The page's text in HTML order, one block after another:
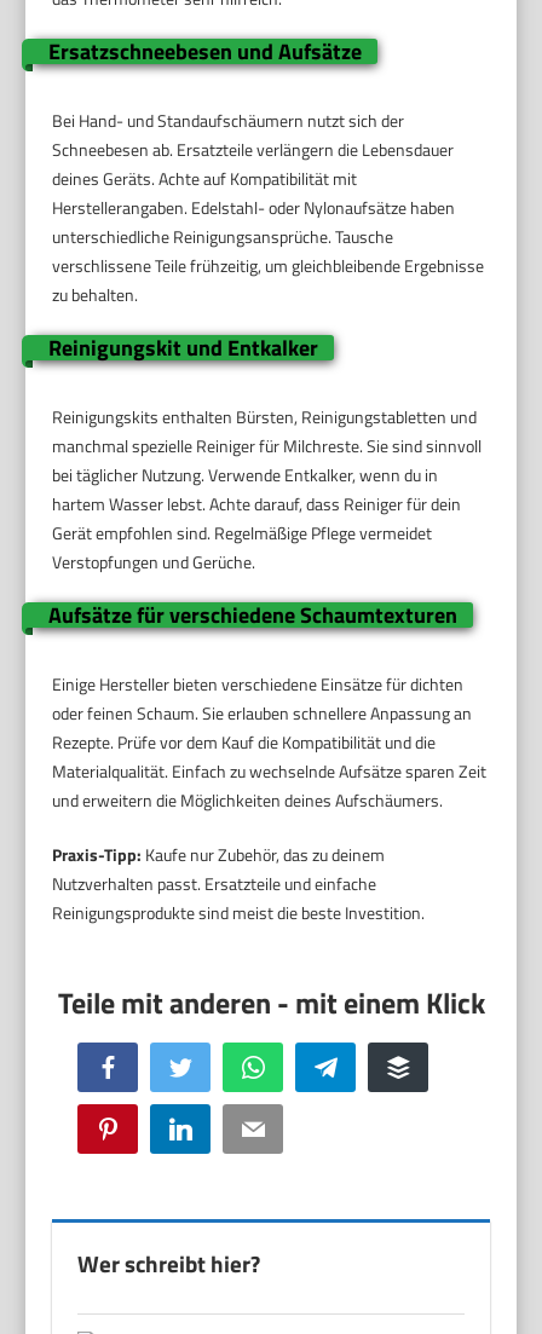
Ersatzschneebesen und Aufsätze
Bei Hand- und Standaufschäumern nutzt sich der
Schneebesen ab. Ersatzteile verlängern die Lebensdauer
deines Geräts. Achte auf Kompatibilität mit
Herstellerangaben. Edelstahl- oder Nylonaufsätze haben
unterschiedliche Reinigungsansprüche. Tausche
verschlissene Teile frühzeitig, um gleichbleibende Ergebnisse
zu behalten.
Reinigungskit und Entkalker
Reinigungskits enthalten Bürsten, Reinigungstabletten und
manchmal spezielle Reiniger für Milchreste. Sie sind sinnvoll
bei täglicher Nutzung. Verwende Entkalker, wenn du in
hartem Wasser lebst. Achte darauf, dass Reiniger für dein
Gerät empfohlen sind. Regelmäßige Pflege vermeidet
Verstopfungen und Gerüche.
Aufsätze für verschiedene Schaumtexturen
Einige Hersteller bieten verschiedene Einsätze für dichten
oder feinen Schaum. Sie erlauben schnellere Anpassung an
Rezepte. Prüfe vor dem Kauf die Kompatibilität und die
Materialqualität. Einfach zu wechselnde Aufsätze sparen Zeit
und erweitern die Möglichkeiten deines Aufschäumers.
Praxis-Tipp: Kaufe nur Zubehör, das zu deinem
Nutzverhalten passt. Ersatzteile und einfache
Reinigungsprodukte sind meist die beste Investition.
Facebook Twitter WhatsApp Telegram Buffer
Pinterest LinkedIn Email
Wer schreibt hier?